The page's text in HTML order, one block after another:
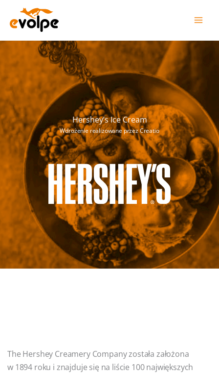
Przejdź
Hershey’s Ice Cream
Wdrożenie realizowane przez Creatio
The Hershey Creamery Company została założona
w 1894 roku i znajduje się na liście 100 największych